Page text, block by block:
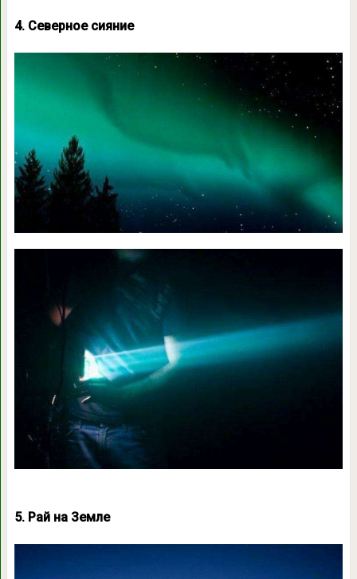
4. Северное сияние
5. Рай на Земле